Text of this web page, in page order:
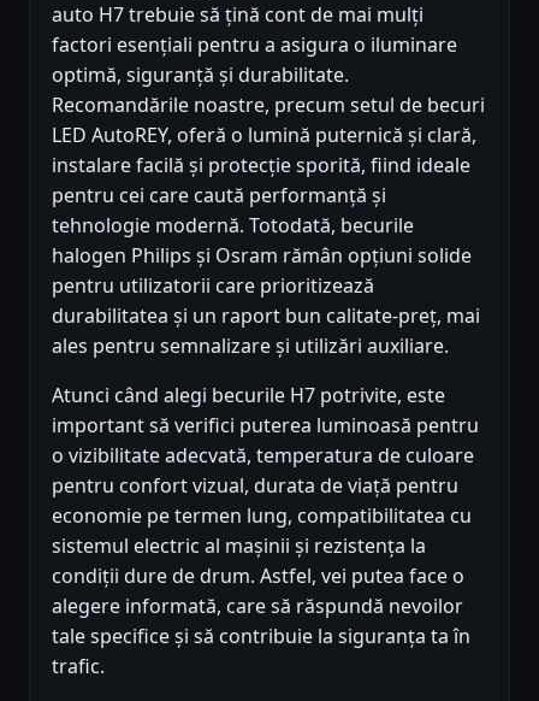
auto H7 trebuie să țină cont de mai mulți
factori esențiali pentru a asigura o iluminare
optimă, siguranță și durabilitate.
Recomandările noastre, precum setul de becuri
LED AutoREY, oferă o lumină puternică și clară,
instalare facilă și protecție sporită, fiind ideale
pentru cei care caută performanță și
tehnologie modernă. Totodată, becurile
halogen Philips și Osram rămân opțiuni solide
pentru utilizatorii care prioritizează
durabilitatea și un raport bun calitate-preț, mai
ales pentru semnalizare și utilizări auxiliare.
Atunci când alegi becurile H7 potrivite, este
important să verifici puterea luminoasă pentru
o vizibilitate adecvată, temperatura de culoare
pentru confort vizual, durata de viață pentru
economie pe termen lung, compatibilitatea cu
sistemul electric al mașinii și rezistența la
condiții dure de drum. Astfel, vei putea face o
alegere informată, care să răspundă nevoilor
tale specifice și să contribuie la siguranța ta în
trafic.